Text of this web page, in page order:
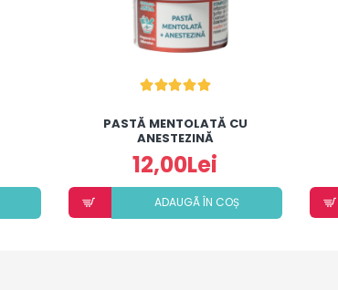
PASTĂ MENTOLATĂ CU
ANESTEZINĂ
12,00Lei
ADAUGÃ ÎN COȘ